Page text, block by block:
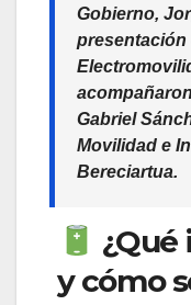
Gobierno,
presentación
Gabriel
Movilidad e
Bereciartua.
¿Qué
y cómo